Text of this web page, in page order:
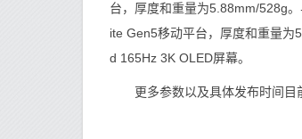
台，厚度和重量为5.88mm/528g
ite Gen5移动平台，厚度和重量
d 165Hz 3K OLED屏幕。
更多参数以及具体发布时间目